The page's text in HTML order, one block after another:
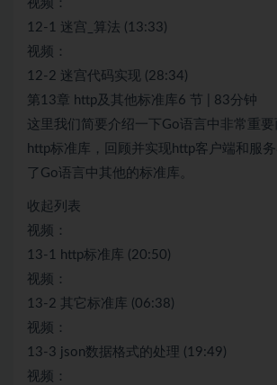
视频：
12-1 迷宫_算法 (13:33)
视频：
12-2 迷宫代码实现 (28:34)
第13章 http及其他标准库6 节 | 83分钟
这里我们简要介绍一下Go语言中非常重要
http标准库，回顾并实现http客户端和服
了Go语言中其他的标准库。
收起列表
视频：
13-1 http标准库 (20:50)
视频：
13-2 其它标准库 (06:38)
视频：
13-3 json数据格式的处理 (19:49)
视频：